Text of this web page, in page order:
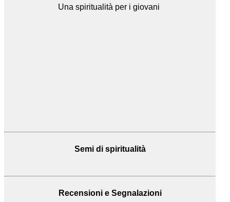
Una spiritualità per i giovani
Semi di spiritualità
Recensioni e Segnalazioni